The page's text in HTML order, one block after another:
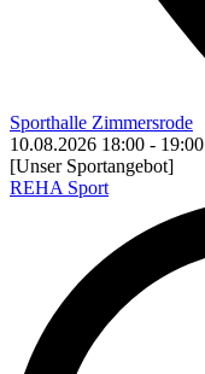
Sporthalle Zimmersrode
10.08.2026 18:00 - 19:00
[Unser Sportangebot]
REHA Sport